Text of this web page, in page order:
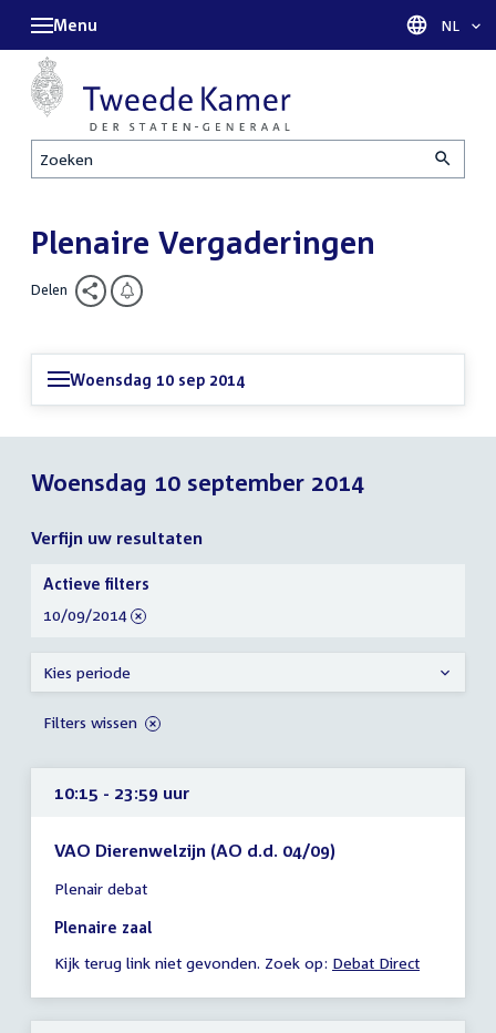
Zoeken
Menu Taal
NL
Plenaire Vergaderingen
Delen
Woensdag 10 sep 2014
Woensdag 10 september 2014
Verfijn uw resultaten
10:15 - 23:59 uur
VAO Dierenwelzijn (AO d.d. 04/09)
vergadering
10:15
23:59
Plenair debat
Plenaire zaal
Kijk terug link niet gevonden. Zoek op: Debat Direct
Verfijn
uw
resultaten
Actieve filters
verwijder
10/09/2014
Kies periode
Filters wissen